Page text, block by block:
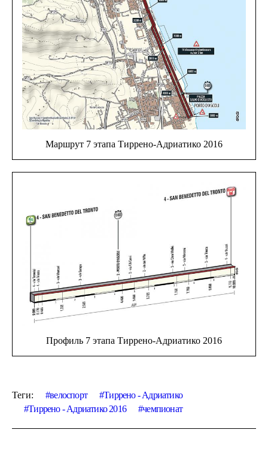
Маршрут 7 этапа Тиррено-Адриатико 2016
Профиль 7 этапа Тиррено-Адриатико 2016
Теги: велоспорт
Тиррено - Адриатико
Тиррено - Адриатико 2016
чемпионат